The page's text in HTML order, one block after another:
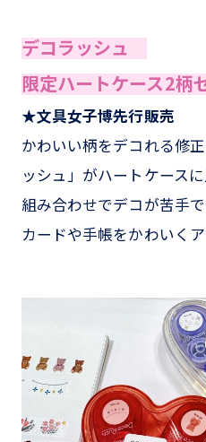
デコラッシュ
限定ハートケース2柄
★文具女子博先行販売
かわいい柄をデコれる修
ッシュ」がハートケース
組み合わせでデコが苦手
カードや手帳をかわいく